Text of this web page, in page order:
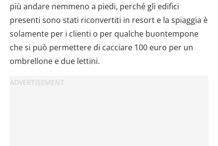
più andare nemmeno a piedi, perché gli edifici
presenti sono stati riconvertiti in resort e la spiaggia è
solamente per i clienti o per qualche buontempone
che si può permettere di cacciare 100 euro per un
ombrellone e due lettini.